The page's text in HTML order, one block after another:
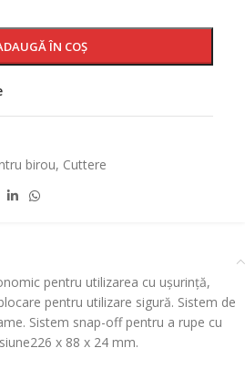
ÎN COȘ
birou, Cuttere
pentru utilizarea cu ușurință,
pentru utilizare sigură. Sistem de
Sistem snap-off pentru a rupe cu
x 88 x 24 mm.